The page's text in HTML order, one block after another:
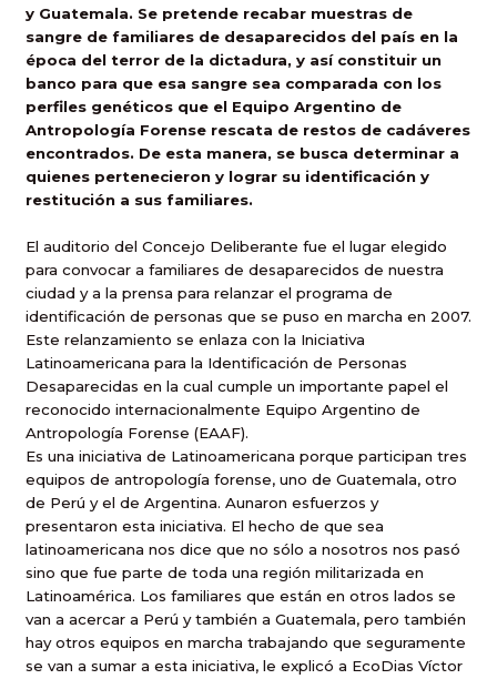
y Guatemala. Se pretende recabar muestras de
sangre de familiares de desaparecidos del país en la
época del terror de la dictadura, y así constituir un
banco para que esa sangre sea comparada con los
perfiles genéticos que el Equipo Argentino de
Antropología Forense rescata de restos de cadáveres
encontrados. De esta manera, se busca determinar a
quienes pertenecieron y lograr su identificación y
restitución a sus familiares.
El auditorio del Concejo Deliberante fue el lugar elegido
para convocar a familiares de desaparecidos de nuestra
ciudad y a la prensa para relanzar el programa de
identificación de personas que se puso en marcha en 2007.
Este relanzamiento se enlaza con la Iniciativa
Latinoamericana para la Identificación de Personas
Desaparecidas en la cual cumple un importante papel el
reconocido internacionalmente Equipo Argentino de
Antropología Forense (EAAF).
Es una iniciativa de Latinoamericana porque participan tres
equipos de antropología forense, uno de Guatemala, otro
de Perú y el de Argentina. Aunaron esfuerzos y
presentaron esta iniciativa. El hecho de que sea
latinoamericana nos dice que no sólo a nosotros nos pasó
sino que fue parte de toda una región militarizada en
Latinoamérica. Los familiares que están en otros lados se
van a acercar a Perú y también a Guatemala, pero también
hay otros equipos en marcha trabajando que seguramente
se van a sumar a esta iniciativa, le explicó a EcoDias Víctor